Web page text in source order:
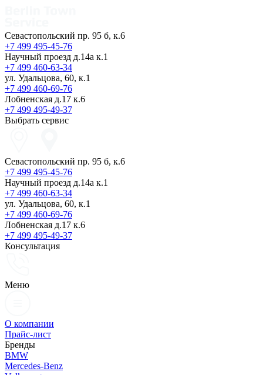
Севастопольский пр. 95 б, к.6
+7 499 495-45-76
Научный проезд д.14а к.1
+7 499 460-63-34
ул. Удальцова, 60, к.1
+7 499 460-69-76
Лобненская д.17 к.6
+7 499 495-49-37
Выбрать сервис
Севастопольский пр. 95 б, к.6
+7 499 495-45-76
Научный проезд д.14а к.1
+7 499 460-63-34
ул. Удальцова, 60, к.1
+7 499 460-69-76
Лобненская д.17 к.6
+7 499 495-49-37
Консультация
Меню
О компании
Прайс-лист
Бренды
BMW
Mercedes-Benz